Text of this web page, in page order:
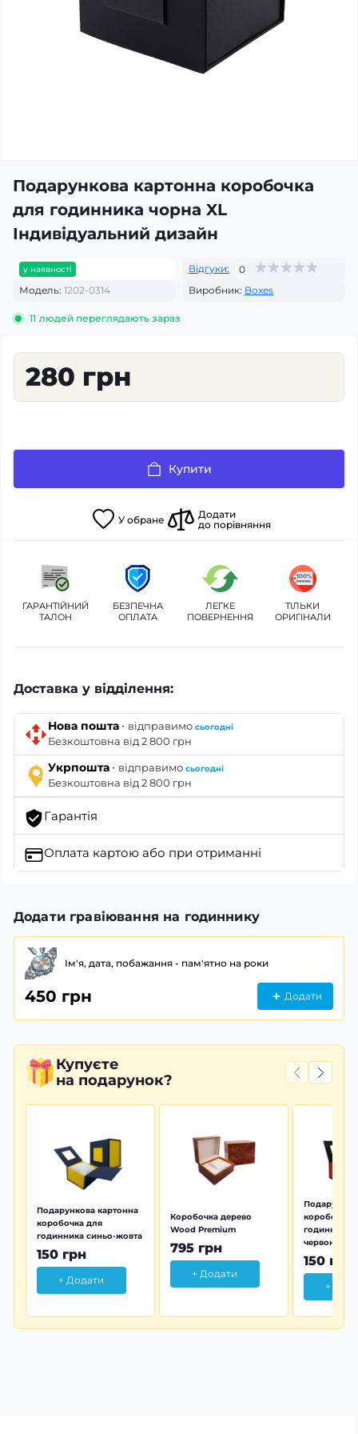
Подарункова картонна коробочка
для годинника чорна XL
Індивідуальний дизайн
у наявності Відгуки:
0
Модель: 1202-0314 Виробник: Boxes
11 людей переглядають зараз
280 грн
Купити
У обране
Додати
до порівняння
ГАРАНТІЙНИЙ
ТАЛОН
БЕЗПЕЧНА
ОПЛАТА
ЛЕГКЕ
ПОВЕРНЕННЯ
ТІЛЬКИ
ОРИГІНАЛИ
Доставка у відділення:
Нова пошта · відправимо сьогодні
Безкоштовна від 2 800 грн
Укрпошта · відправимо сьогодні
Безкоштовна від 2 800 грн
Гарантія
Оплата картою або при отриманні
Додати гравіювання на годиннику
Ім'я, дата, побажання - пам'ятно на роки
450 грн Додати
Купуєте
на подарунок?
Подарункова картонна
коробочка для
годинника синьо-жовта
150 грн
+ Додати
Коробочка дерево
Wood Premium
795 грн
+ Додати
коробочка
годинника
червона
150 грн
+